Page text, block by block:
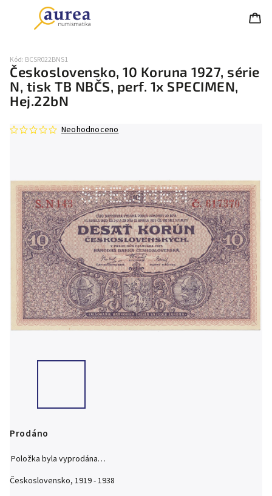
Československo, 10 Koruna 1927, série
N, tisk TB NBČS, perf. 1x SPECIMEN,
Hej.22bN
Kód: BCSR022BNS1
Neohodnoceno
Prodáno
Položka byla vyprodána…
Československo, 1919 - 1938